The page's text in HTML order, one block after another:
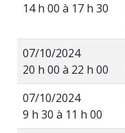
14 h 00 à 17 h 30
07/10/2024
20 h 00 à 22 h 00
07/10/2024
9 h 30 à 11 h 00